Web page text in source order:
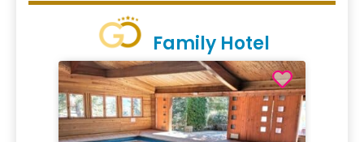
Family Hotel